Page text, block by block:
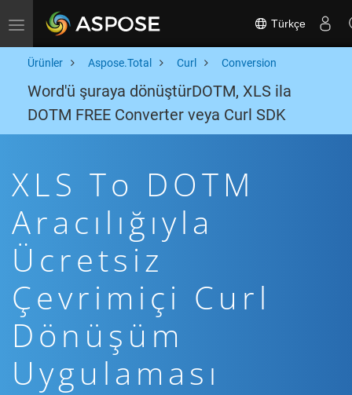
Toggle navigation Türkçe
Ürünler Aspose.Total Curl Conversion
Word'ü şuraya dönüştürDOTM, XLS ila
DOTM FREE Converter veya Curl SDK
XLS To DOTM
Aracılığıyla
Ücretsiz
Çevrimiçi Curl
Dönüşüm
Uygulaması